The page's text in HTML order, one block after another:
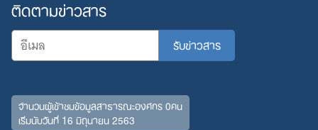
ติดตามข่าวสาร
จำนวนผู้เข้าชมข้อมูลสาธารณะองค์กร 0คน
เริ่มนับวันที่ 16 มิถุนายน 2563